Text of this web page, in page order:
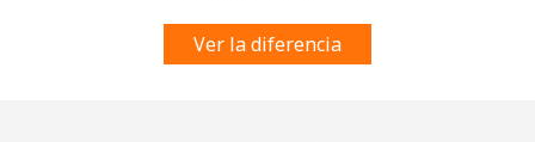
Ver la diferencia